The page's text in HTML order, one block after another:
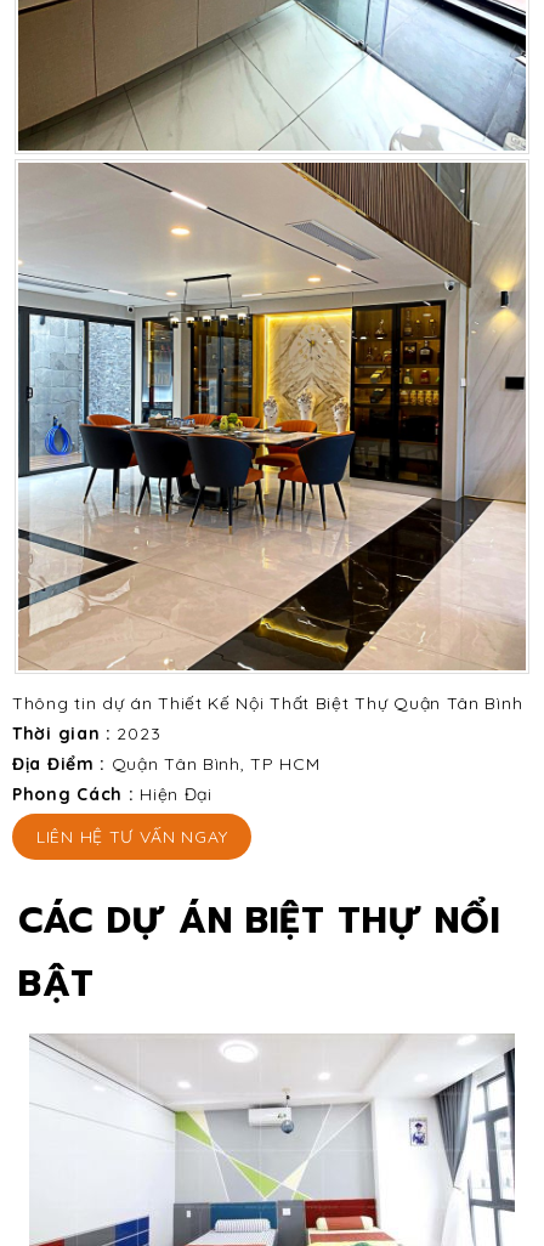
Thông tin dự án Thiết Kế Nội Thất Biệt Thự Quận Tân Bình
Thời gian : 2023
Địa Điểm : Quận Tân Bình, TP HCM
Phong Cách : Hiện Đại
LIÊN HỆ TƯ VẤN NGAY
CÁC DỰ ÁN BIỆT THỰ NỔI
BẬT